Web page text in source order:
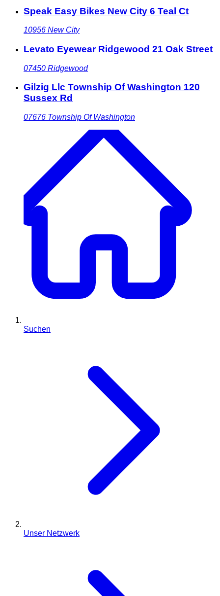
Speak Easy Bikes New City 6 Teal Ct
10956 New City
Levato Eyewear Ridgewood 21 Oak Street
07450 Ridgewood
Gilzig Llc Township Of Washington 120
Sussex Rd
07676 Township Of Washington
Suchen
Unser Netzwerk